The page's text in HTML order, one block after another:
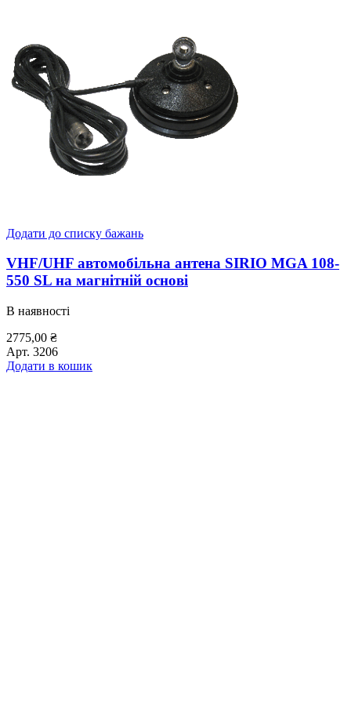
Додати до списку бажань
VHF/UHF автомобільна антена SIRIO MGA 108-
550 SL на магнітній основі
В наявності
2775,00 ₴
Арт. 3206
Додати в кошик